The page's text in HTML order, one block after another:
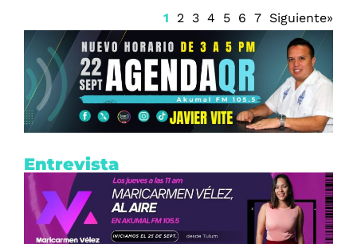
1 2 3 4 5 6 7 Siguiente»
Entrevista